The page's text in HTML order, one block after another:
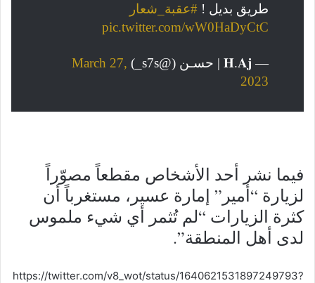
طريق بديل ! #عقبة_شعار
pic.twitter.com/wW0HaDyCtC
— 𝐇.𝐀𝐣 | حسـن (@s7s_)
March 27,
2023
فيما نشر أحد الأشخاص مقطعاً مصوّراً
لزيارة “أمير” إمارة عسير، مستغرباً أن
كثرة الزيارات “لم تُثمر أي شيء ملموس
لدى أهل المنطقة”.
https://twitter.com/v8_wot/status/1640621531897249793?